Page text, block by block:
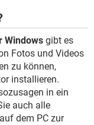
Windows gibt es
Fotos und Videos
zu können,
installieren.
in ein
auch alle
dem PC zur